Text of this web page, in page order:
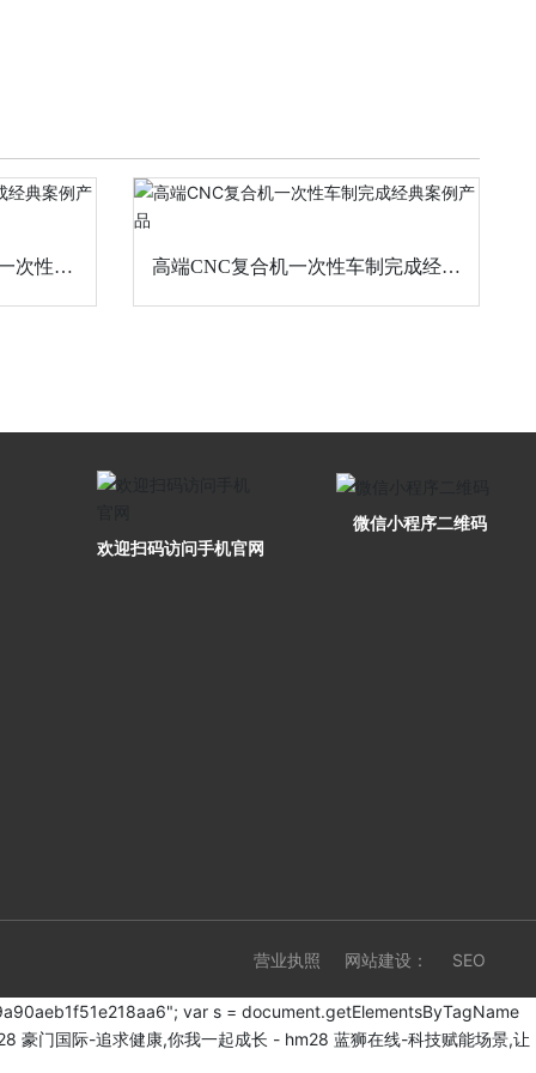
高端CNC复合机一次性车制完成经典
欢迎扫码访问手机官网
微信小程序二维码
营业执照 网站建设： SEO
var s = document.getElementsByTagName
豪门国际-追求健康,你我一起成长 - hm28 蓝狮在线-科技赋能场景,让